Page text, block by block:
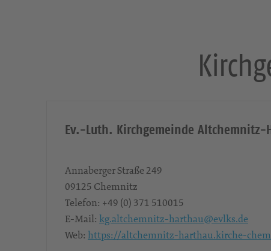
Ev.-Luth. Kirchgemeinde Altchemnitz-
Annaberger Straße 249
09125 Chemnitz
Telefon: +49 (0) 371 510015
E-Mail: kg.altchemnitz-harthau@evlks.de
Web: https://altchemnitz-harthau.kirche-